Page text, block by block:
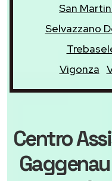
San
Selvazzano
Vigonza
Centro
Gaggenau